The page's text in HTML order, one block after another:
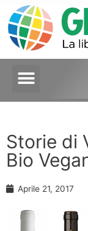
Storie di
Bio
Aprile 21, 2017